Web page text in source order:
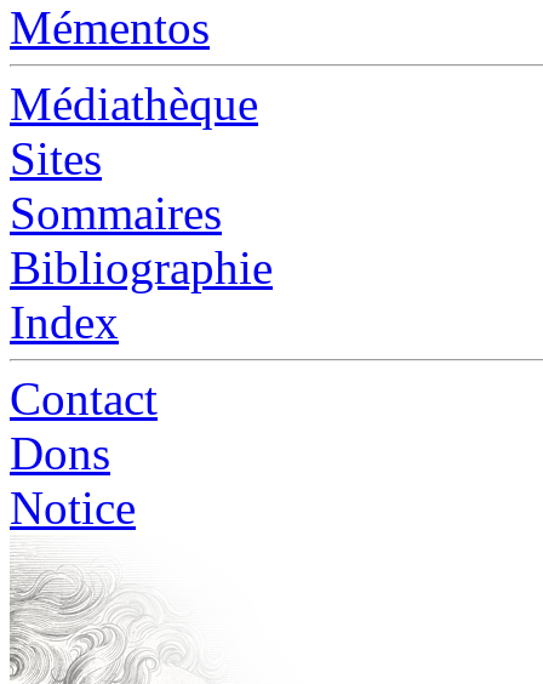
Mémentos
Médiathèque
Sites
Sommaires
Bibliographie
Index
Contact
Dons
Notice